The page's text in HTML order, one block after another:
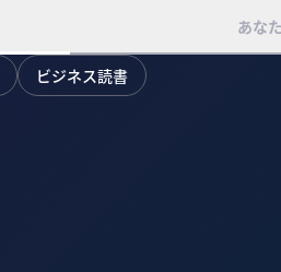
あな
ビジネス読書